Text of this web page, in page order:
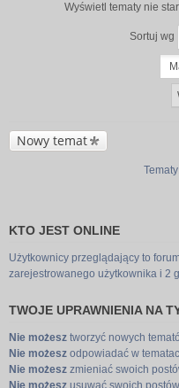
Wyświetl tematy nie
Sortuj wg
Nowy temat
KTO JEST ONLINE
Użytkownicy przeglądający to
zarejestrowanego użytkownika i 2
TWOJE UPRAWNIENIA NA
Nie możesz tworzyć nowych
Nie możesz odpowiadać w
Nie możesz zmieniać swoich
Nie możesz usuwać swoich postów